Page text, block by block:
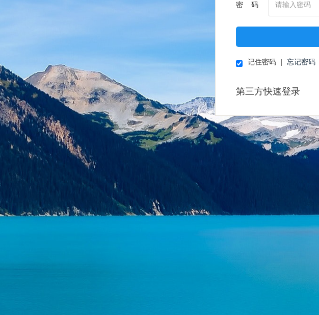
密 码
记住密码 忘记密码
第三方快速登录